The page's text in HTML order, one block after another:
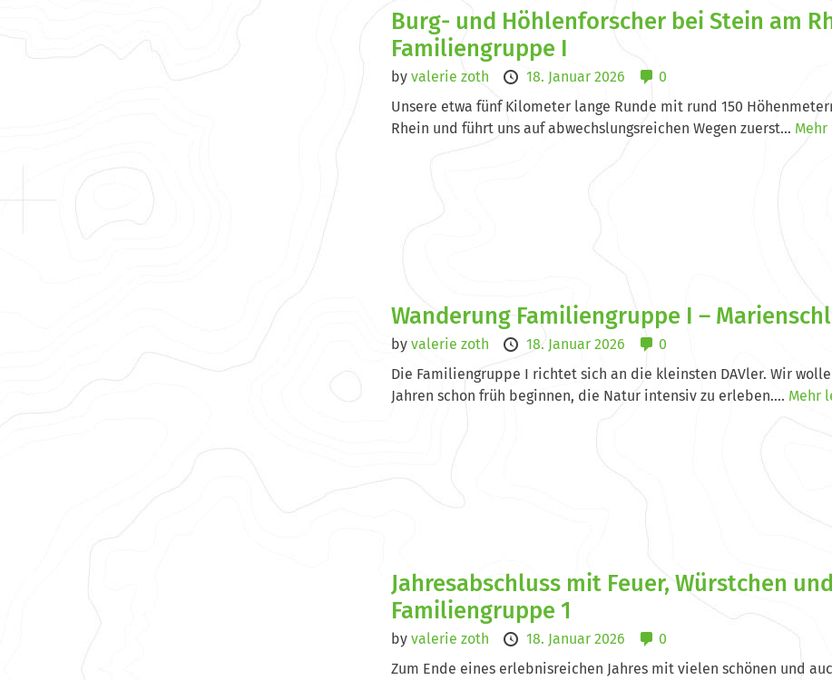
Burg- und Höhlenforscher bei Stein am
Familiengruppe I
by valerie zoth 18. Januar 2026
0
Unsere etwa fünf Kilometer lange Runde mit rund 150
Rhein und führt uns auf abwechslungsreichen Wegen zuerst... Mehr
Wanderung Familiengruppe I –
by valerie zoth 18. Januar 2026
0
Die Familiengruppe I richtet sich an die kleinsten DAVler. Wir
Jahren schon früh beginnen, die Natur intensiv zu erleben.... Mehr
Jahresabschluss mit Feuer, Würstchen
Familiengruppe 1
by valerie zoth 18. Januar 2026
0
Zum Ende eines erlebnisreichen Jahres mit vielen schönen und